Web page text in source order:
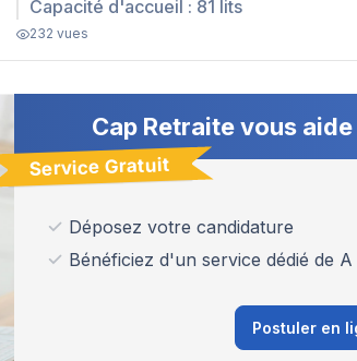
Capacité d'accueil : 81 lits
232 vues
Cap Retraite vous
Service Gratuit
Déposez votre candidature
Bénéficiez d'un service dédié de A
Postuler en